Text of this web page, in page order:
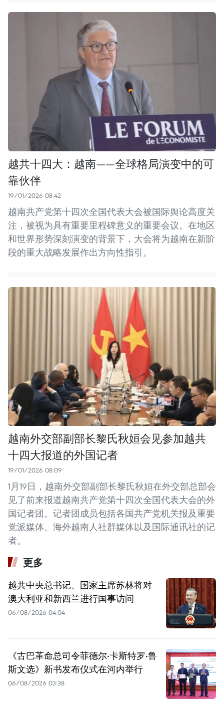
越共十四大：越南——全球格局演变中的可
靠伙伴
19/01/2026 08:42
越南共产党第十四次全国代表大会被国际舆论高度关
注，被视为具有重要里程碑意义的重要会议。在地区
和世界形势深刻演变的背景下，大会将为越南在新阶
段的重大战略发展作出方向性指引。
越南外交部副部长黎氏秋姮会见参加越共
十四大报道的外国记者
19/01/2026 08:09
1月19日，越南外交部副部长黎氏秋姮在外交部总部会
见了前来报道越南共产党第十四次全国代表大会的外
国记者团。记者团成员包括各国共产党机关报及重要
党派媒体、海外越南人社群媒体以及国际通讯社的记
者。
更多
越共中央总书记、国家主席苏林将对
澳大利亚和新西兰进行国事访问
06/08/2026 04:04
《古巴革命总司令菲德尔·卡斯特罗·鲁
斯文选》新书发布仪式在河内举行
06/08/2026 03:38